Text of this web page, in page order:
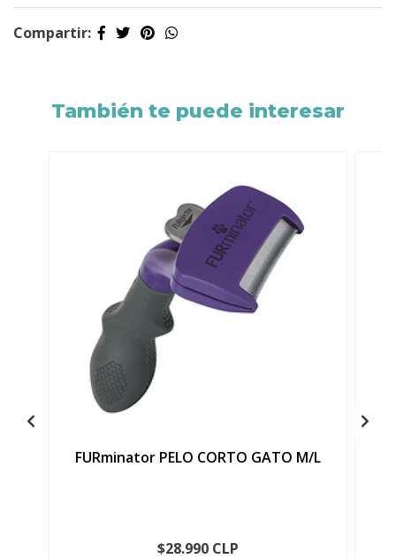
Compartir:
También te puede interesar
FURminator PELO CORTO GATO M/L
$28.990 CLP